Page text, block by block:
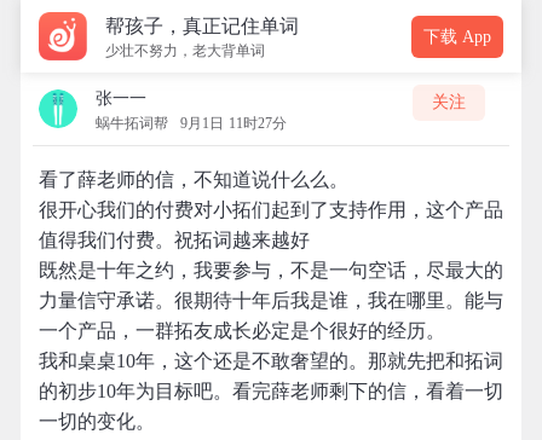
帮孩子，真正记住单词
少壮不努力，老大背单词
下载 App
张一一
蜗牛拓词帮 9月1日 11时27分
关注
看了薛老师的信，不知道说什么么。
很开心我们的付费对小拓们起到了支持作用，这个产品
值得我们付费。祝拓词越来越好
既然是十年之约，我要参与，不是一句空话，尽最大的
力量信守承诺。很期待十年后我是谁，我在哪里。能与
一个产品，一群拓友成长必定是个很好的经历。
我和桌桌10年，这个还是不敢奢望的。那就先把和拓词
的初步10年为目标吧。看完薛老师剩下的信，看着一切
一切的变化。